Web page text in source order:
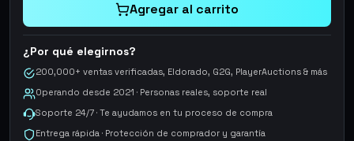
Agregar al carrito
¿Por qué elegirnos?
200,000+ ventas verificadas, Eldorado, G2G, PlayerAuctions & más
Operando desde 2021 · Personas reales, soporte real
Soporte 24/7 · Te ayudamos en tu proceso de compra
Entrega rápida · Protección de comprador y garantía